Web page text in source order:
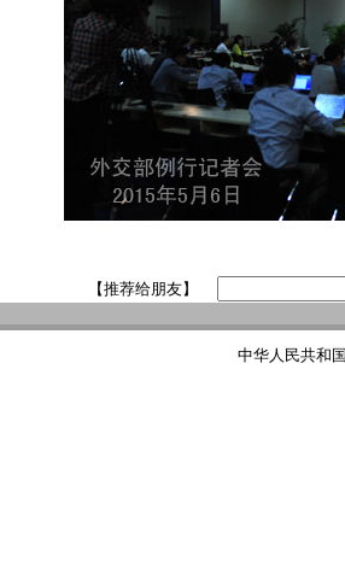
【推荐给朋友】
中华人民共和